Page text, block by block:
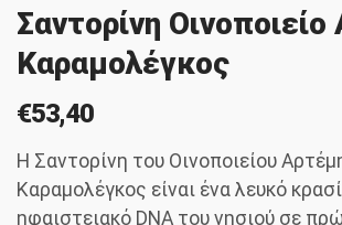
Σαντορίνη
Καραμολέγκος
€53,40
Η Σαντορίνη του Οινοποιείου
Καραμολέγκος είναι ένα λευκό
ηφαιστειακό DNA του νησιού σε